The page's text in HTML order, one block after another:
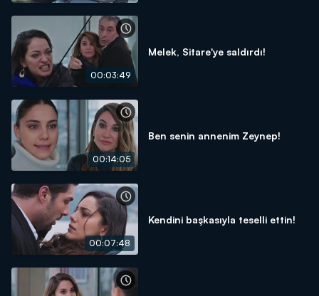
00:03:49
Melek, Sitare'ye saldırdı!
00:14:05
Ben senin annenim Zeynep!
00:07:48
Kendini başkasıyla teselli ettin!